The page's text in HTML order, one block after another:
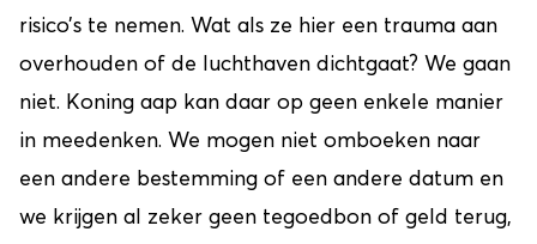
risico’s te nemen. Wat als ze hier een trauma aan
overhouden of de luchthaven dichtgaat? We gaan
niet. Koning aap kan daar op geen enkele manier
in meedenken. We mogen niet omboeken naar
een andere bestemming of een andere datum en
we krijgen al zeker geen tegoedbon of geld terug,